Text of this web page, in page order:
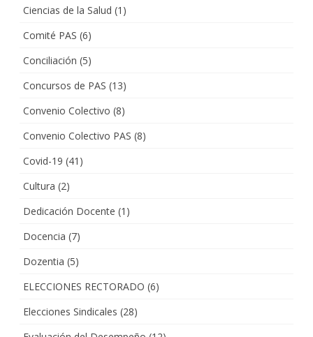
Ciencias de la Salud (1)
Comité PAS (6)
Conciliación (5)
Concursos de PAS (13)
Convenio Colectivo (8)
Convenio Colectivo PAS (8)
Covid-19 (41)
Cultura (2)
Dedicación Docente (1)
Docencia (7)
Dozentia (5)
ELECCIONES RECTORADO (6)
Elecciones Sindicales (28)